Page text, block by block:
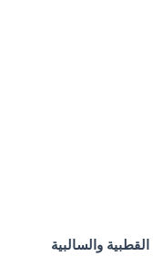
القطبية والسالبية